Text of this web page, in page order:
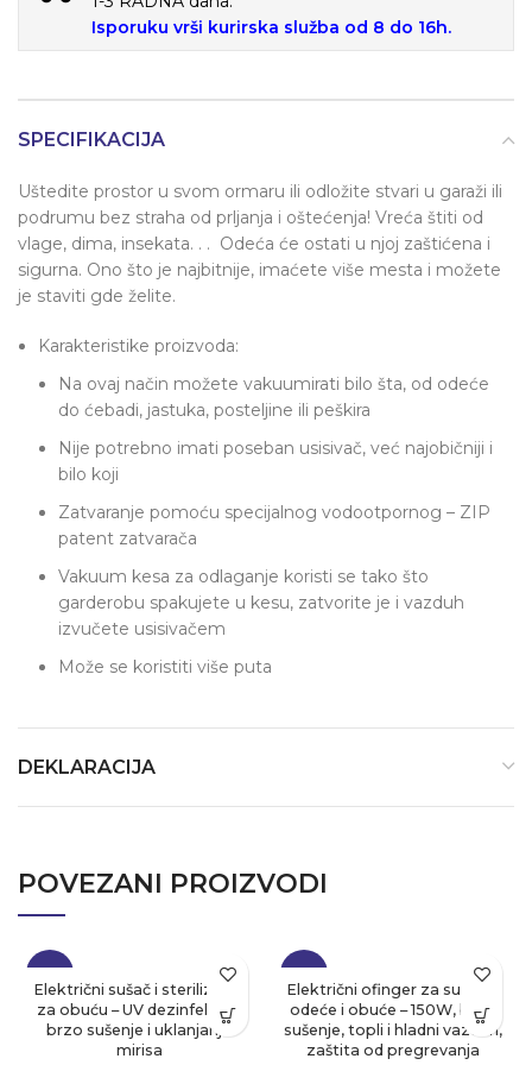
Isporuku vrši kurirska služba od 8 do 16h.
SPECIFIKACIJA
Uštedite prostor u svom ormaru ili odložite stvari u garaži ili
podrumu bez straha od prljanja i oštećenja! Vreća štiti od
vlage, dima, insekata. . . Odeća će ostati u njoj zaštićena i
sigurna. Ono što je najbitnije, imaćete više mesta i možete
je staviti gde želite.
Karakteristike proizvoda:
Na ovaj način možete vakuumirati bilo šta, od odeće
do ćebadi, jastuka, posteljine ili peškira
Nije potrebno imati poseban usisivač, već najobičniji i
bilo koji
Zatvaranje pomoću specijalnog vodootpornog – ZIP
patent zatvarača
Vakuum kesa za odlaganje koristi se tako što
garderobu spakujete u kesu, zatvorite je i vazduh
izvučete usisivačem
Može se koristiti više puta
DEKLARACIJA
POVEZANI PROIZVODI
-15%
Električni sušač i sterilizator
za obuću – UV dezinfekcija,
brzo sušenje i uklanjanje
mirisa
-14%
Električni ofinger za sušenje
odeće i obuće – 150W, brzo
sušenje, topli i hladni vazduh,
zaštita od pregrevanja